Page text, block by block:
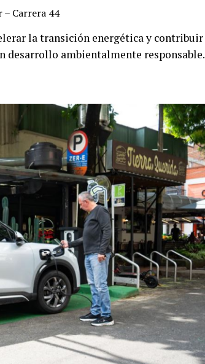
– Carrera 44
la transición energética y contribuir
desarrollo ambientalmente responsable.